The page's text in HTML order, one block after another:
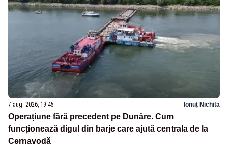
7 aug. 2026, 19:45 Ionuț Nichita
Operațiune fără precedent pe Dunăre. Cum
funcționează digul din barje care ajută centrala de la
Cernavodă